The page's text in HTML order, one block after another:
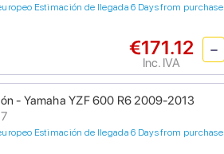
Estimación de llegada 6 Days from purchase
€171.12
Inc. IVA
- Yamaha YZF 600 R6 2009-2013
Estimación de llegada 6 Days from purchase